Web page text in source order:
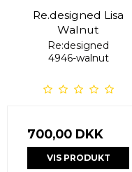
Re.designed Lisa
Walnut
Re:designed
4946-walnut
700,00 DKK
VIS PRODUKT